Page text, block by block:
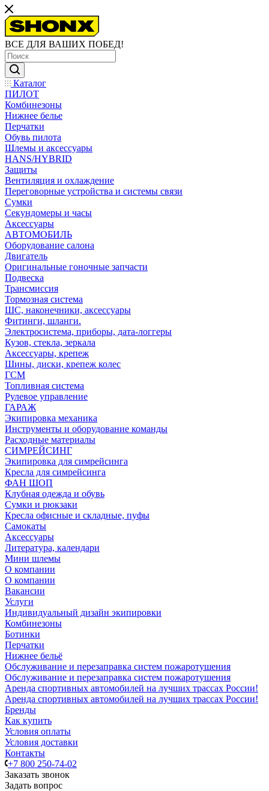
ВСЕ ДЛЯ ВАШИХ ПОБЕД!
Каталог
ПИЛОТ
Комбинезоны
Нижнее белье
Перчатки
Обувь пилота
Шлемы и аксессуары
HANS/HYBRID
Защиты
Вентиляция и охлаждение
Переговорные устройства и системы связи
Сумки
Секундомеры и часы
Аксессуары
АВТОМОБИЛЬ
Оборудование салона
Двигатель
Оригинальные гоночные запчасти
Подвеска
Трансмиссия
Тормозная система
ШС, наконечники, аксессуары
Фитинги, шланги.
Электросистема, приборы, дата-логгеры
Кузов, стекла, зеркала
Аксессуары, крепеж
Шины, диски, крепеж колес
ГСМ
Топливная система
Рулевое управление
ГАРАЖ
Экипировка механика
Инструменты и оборудование команды
Расходные материалы
СИМРЕЙСИНГ
Экипировка для симрейсинга
Кресла для симрейсинга
ФАН ШОП
Клубная одежда и обувь
Сумки и рюкзаки
Кресла офисные и складные, пуфы
Самокаты
Аксессуары
Литература, календари
Мини шлемы
О компании
О компании
Вакансии
Услуги
Индивидуальный дизайн экипировки
Комбинезоны
Ботинки
Перчатки
Нижнее бельё
Обслуживание и перезаправка систем пожаротушения
Обслуживание и перезаправка систем пожаротушения
Аренда спортивных автомобилей на лучших трассах России!
Аренда спортивных автомобилей на лучших трассах России!
Бренды
Как купить
Условия оплаты
Условия доставки
Контакты
+7 800 250-74-02
Заказать звонок
Задать вопрос